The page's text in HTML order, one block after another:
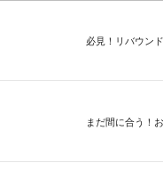
必見！リバウン
まだ間に合う！